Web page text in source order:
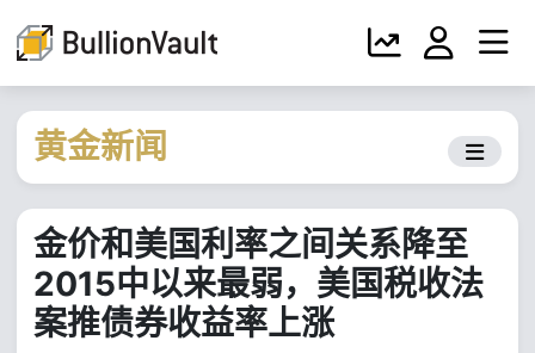
黄金新闻
金价和美国利率之间关系降至
2015中以来最弱，美国税收法
案推债券收益率上涨